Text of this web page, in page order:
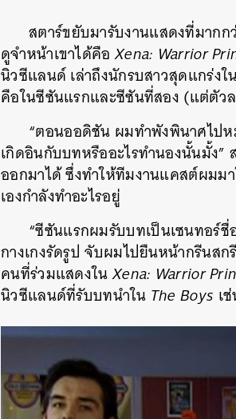
สตาร์ขยับมารับงานแสดงที่มาก
ดูจำหน้าเขาได้คือXena: Warrior
นิวซีแลนด์ เล่าถึงนักรบสาวสุดแกร่งใ
คือในซีซันแรกและซีซันที่สอง (แต่ตัว
“ตอนออดิชัน ผมทำพังพินาศไป
เกิดอินกับบทหรืออะไรทำนองนั้นมั้ง
ออกมาได้ ซึ่งทำให้ทีมงานแคสต์ผมม
เองกำลังทำอะไรอยู่
“ซีซันแรกผมรับบทเป็นเซนทอร์ชื่
กางเกงรัดรูป จับผมไปยืนหน้ากรีนสก
คนที่ร่วมแสดงในXena: Warrior
นิวซีแลนด์ที่รับบทนำใน The Boys เ